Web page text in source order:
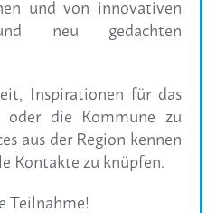
und von innovativen
und neu gedachten
Inspirationen für das
oder die Kommune zu
aus der Region kennen
Kontakte zu knüpfen.
Teilnahme!